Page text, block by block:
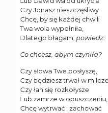
Czy Jonasz nieszczęśliwy
Chcę, by się każdej chwili
Twa wola wypełniła,
Dlatego błagam, powiedz:
Co chcesz, abym czyniła?
Czy słowa Twe posłyszę,
Czy będziesz trwał w
Czy łan się rozkołysze
Lub zamrze w opuszczeniu,
Chcę wytrwać i zachować